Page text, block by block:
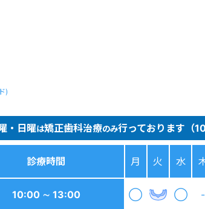
)
・日曜は矯正歯科治療のみ行っております（
診療時間
10:00 ∼ 13:00
月 火 水
◯ ◯